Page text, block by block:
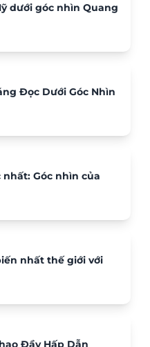
dưới góc nhìn Quang
Đọc Dưới Góc Nhìn
Góc nhìn của
nhất thế giới với
Đầy Hấp Dẫn